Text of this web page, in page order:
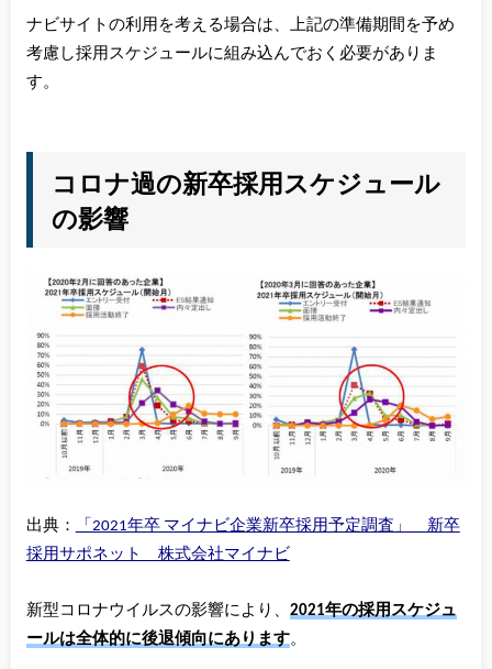
ナビサイトの利用を考える場合は、上記の準備期間を予め
考慮し採用スケジュールに組み込んでおく必要がありま
す。
コロナ過の新卒採用スケジュール
の影響
出典：
「2021年卒 マイナビ企業新卒採用予定調査」 新卒
採用サポネット 株式会社マイナビ
新型コロナウイルスの影響により、 2021年の採用スケジュ
ールは全体的に後退傾向にあります。